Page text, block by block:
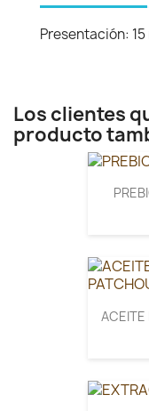
Presentación: 15
Los clientes
producto
ACEITE